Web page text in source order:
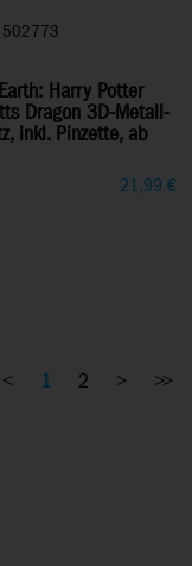
502773
Harry Potter
Dragon 3D-Metall-
inkl. Pinzette, ab
21,99 €
< 1 2 > >>